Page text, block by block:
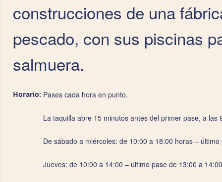
construcciones de una
pescado, con sus piscinas
salmuera.
Horario: Pases cada hora en punto.
La taquilla abre 15 minutos antes del primer pase, a las
De sábado a miércoles: de 10:00 a 18:00 horas –
Jueves: de 10:00 a 14:00 – último pase de 13:00 a